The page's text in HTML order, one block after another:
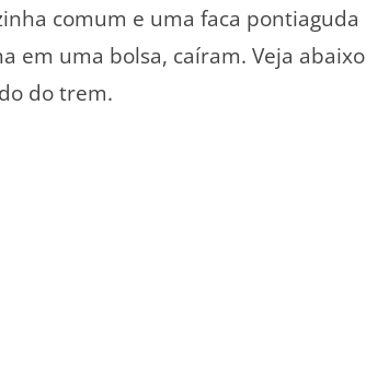
comum e uma faca pontiaguda
em uma bolsa, caíram. Veja abaixo
do trem.